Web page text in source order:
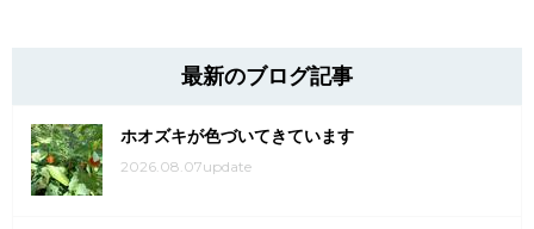
最新のブログ記事
ホオズキが色づいてきています
2026.08.07update